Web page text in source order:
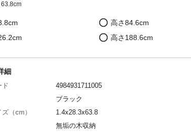
高さ84.6cm
高さ188.6cm
細
ド
4984931711005
ブラック
（cm）
1.4x28.3x63.8
無垢の木収納